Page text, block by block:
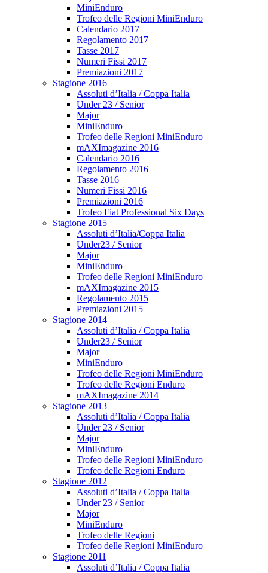
MiniEnduro
Trofeo delle Regioni MiniEnduro
Calendario 2017
Regolamento 2017
Tasse 2017
Numeri Fissi 2017
Premiazioni 2017
Stagione 2016
Assoluti d’Italia / Coppa Italia
Under 23 / Senior
Major
MiniEnduro
Trofeo delle Regioni MiniEnduro
mAXImagazine 2016
Calendario 2016
Regolamento 2016
Tasse 2016
Numeri Fissi 2016
Premiazioni 2016
Trofeo Fiat Professional Six Days
Stagione 2015
Assoluti d’Italia/Coppa Italia
Under23 / Senior
Major
MiniEnduro
Trofeo delle Regioni MiniEnduro
mAXImagazine 2015
Regolamento 2015
Premiazioni 2015
Stagione 2014
Assoluti d’Italia / Coppa Italia
Under23 / Senior
Major
MiniEnduro
Trofeo delle Regioni MiniEnduro
Trofeo delle Regioni Enduro
mAXImagazine 2014
Stagione 2013
Assoluti d’Italia / Coppa Italia
Under 23 / Senior
Major
MiniEnduro
Trofeo delle Regioni MiniEnduro
Trofeo delle Regioni Enduro
Stagione 2012
Assoluti d’Italia / Coppa Italia
Under 23 / Senior
Major
MiniEnduro
Trofeo delle Regioni
Trofeo delle Regioni MiniEnduro
Stagione 2011
Assoluti d’Italia / Coppa Italia